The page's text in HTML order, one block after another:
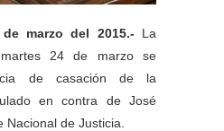
marzo del 2015.- La
24 de marzo se
de casación de la
en contra de José
de Justicia.